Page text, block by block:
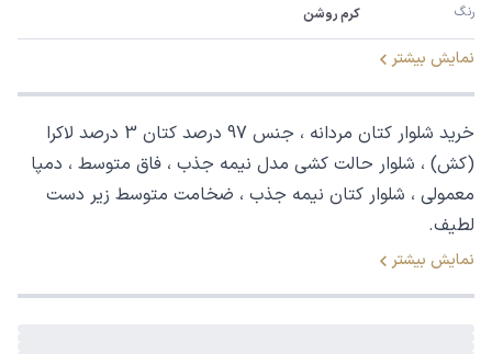
رنگ کرم روشن
نمایش بیشتر
خرید شلوار کتان مردانه ، جنس 97 درصد کتان 3 درصد لاکرا
(کش) ، شلوار حالت کشی مدل نیمه جذب ، فاق متوسط ، دمپا
معمولی ، شلوار کتان نیمه جذب ، ضخامت متوسط زیر دست
لطیف.
نمایش بیشتر